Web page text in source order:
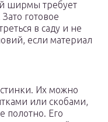
ширмы требует
готовое
в саду и не
если материал
Их можно
или скобами,
полотно. Его